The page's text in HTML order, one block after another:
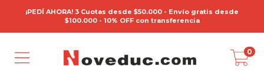
¡PEDÍ AHORA! 3 Cuotas desde $50.000 - Envío gratis desde
$100.000 - 10% OFF con transferencia
0